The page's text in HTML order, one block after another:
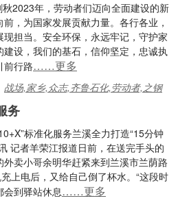
2023年，劳动者们迈向全面建设的新
，为国家发展贡献力量。各行各业，
担当。安全环保，永远牢记，守护家
设，我们的基石，信仰坚定，忠诚执
前行路……更多
战场,家乡,众志,齐鲁石化,劳动者,之钢
务
标准化服务兰溪全力打造“15分钟
记者羊荣江报道日前，在送完手头的
卖小哥余明华赶紧来到兰溪市兰荫路
上电后，又给自己倒了杯水。“这段时
会到驿站休息……更多